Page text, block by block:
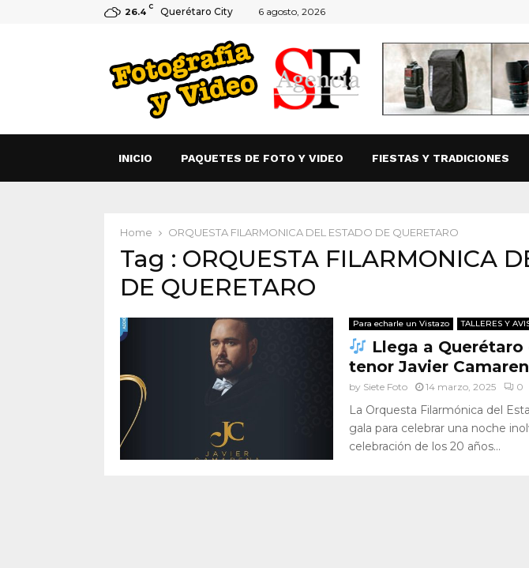
26.4 C Querétaro City 6 agosto, 2026
INICIO PAQUETES DE FOTO Y VIDEO FIESTAS Y TRADICIONES
Home ORQUESTA FILARMONICA DEL ESTADO DE QUERETARO
Tag : ORQUESTA FILARMONICA
DE QUERETARO
Para echarle un Vistazo TALLERES Y
Llega a
tenor Javier
by Siete Foto 14 marzo, 2025 0
La Orquesta Filarmónica del
gala para celebrar una noche
celebración de los 20 años...